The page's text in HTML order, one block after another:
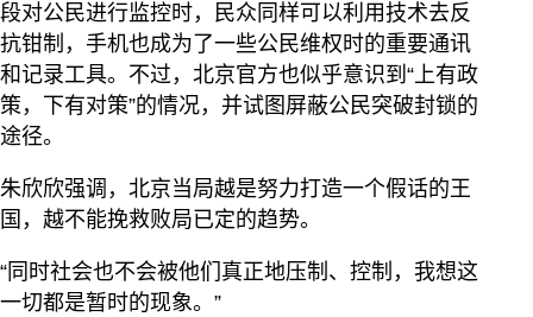
段对公民进行监控时，民众同样可以利用技术去反
抗钳制，手机也成为了一些公民维权时的重要通讯
和记录工具。不过，北京官方也似乎意识到“上有政
策，下有对策”的情况，并试图屏蔽公民突破封锁的
途径。
朱欣欣强调，北京当局越是努力打造一个假话的王
国，越不能挽救败局已定的趋势。
“同时社会也不会被他们真正地压制、控制，我想这
一切都是暂时的现象。”